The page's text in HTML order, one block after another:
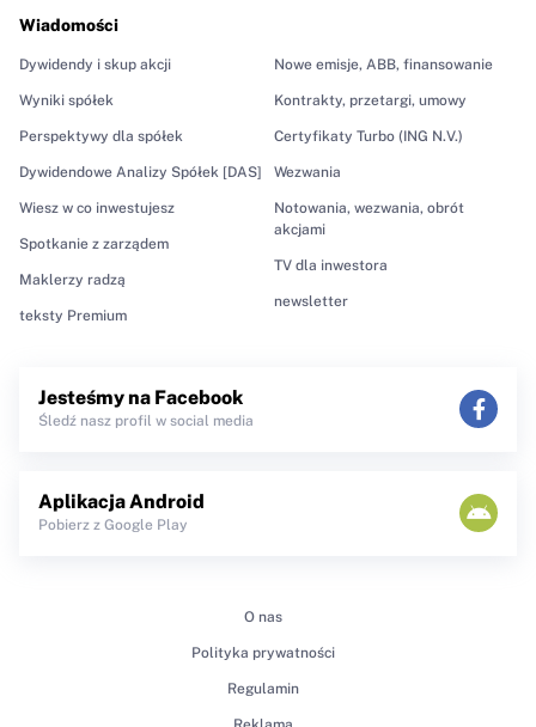
Wiadomości
Dywidendy i skup akcji
Wyniki spółek
Perspektywy dla spółek
Dywidendowe Analizy Spółek [DAS]
Wiesz w co inwestujesz
Spotkanie z zarządem
Maklerzy radzą
teksty Premium
Nowe emisje, ABB, finansowanie
Kontrakty, przetargi, umowy
Certyfikaty Turbo (ING N.V.)
Wezwania
Notowania, wezwania, obrót
akcjami
TV dla inwestora
newsletter
Jesteśmy na Facebook
Śledź nasz profil w social media
Aplikacja Android
Pobierz z Google Play
O nas
Polityka prywatności
Regulamin